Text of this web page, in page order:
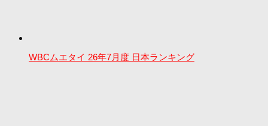
WBCムエタイ 26年7月度 日本ランキング